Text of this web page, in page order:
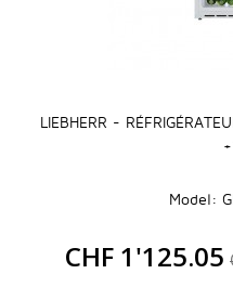
LIEBHERR -
Model:
CHF 1'125.05